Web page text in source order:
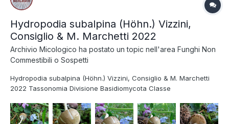
Hydropodia subalpina (Höhn.) Vizzini,
Consiglio & M. Marchetti 2022
Archivio Micologico ha postato un topic nell'area Funghi Non
Commestibili o Sospetti
Hydropodia subalpina (Höhn.) Vizzini, Consiglio & M. Marchetti
2022 Tassonomia Divisione Basidiomycota Classe
Sinonimi Mycena subalpina Höhn. 1913 Collybia pseudoradicata
J.E. Lange & F.H. Møller 1936 Marasmiellus sub...